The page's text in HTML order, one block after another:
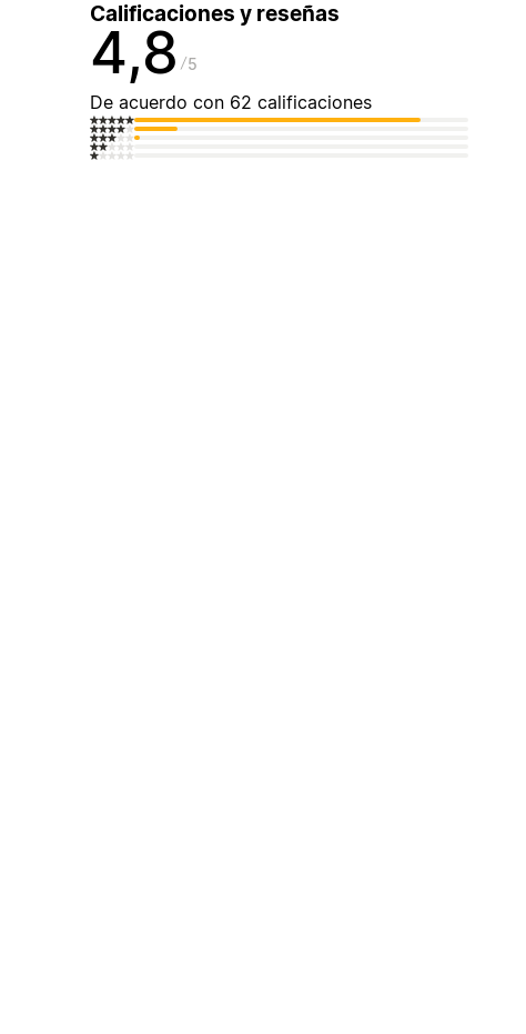
Calificaciones y reseñas
4,8 5
De acuerdo con 62 calificaciones